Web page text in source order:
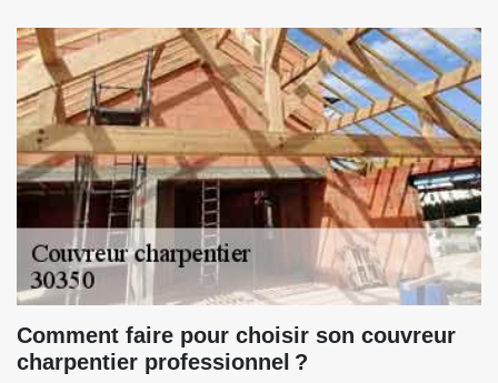
Comment faire pour choisir son couvreur
charpentier professionnel ?